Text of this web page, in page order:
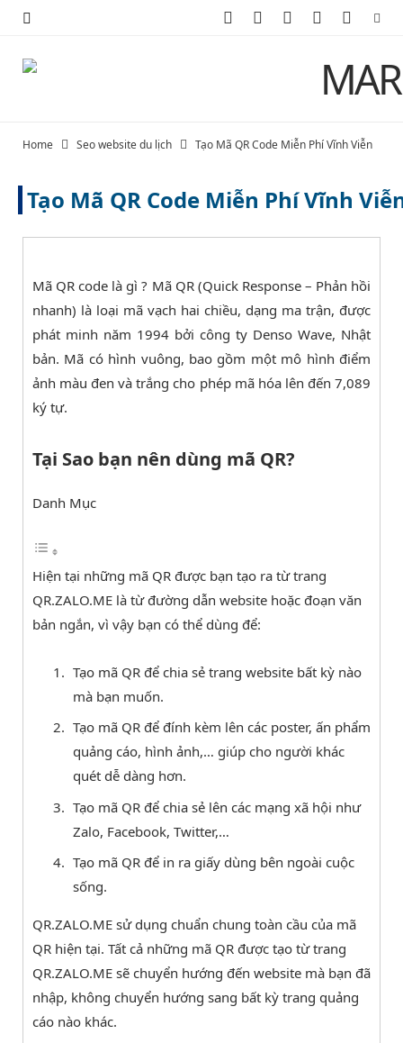
o
o
t
r
)
g
r
m
r
e
t
u
b
e
Home Seo website du lịch Tạo Mã QR Code Miễn Phí Vĩnh Viễn
Tạo Mã QR Code Miễn Phí Vĩnh
Mã QR code là gì ? Mã QR (Quick Response – Phản hồi
nhanh) là loại mã vạch hai chiều, dạng ma trận, được
phát minh năm 1994 bởi công ty Denso Wave, Nhật
bản. Mã có hình vuông, bao gồm một mô hình điểm
ảnh màu đen và trắng cho phép mã hóa lên đến 7,089
ký tự.
Tại Sao bạn nên dùng mã QR?
Danh Mục
Hiện tại những mã QR được bạn tạo ra từ trang
QR.ZALO.ME là từ đường dẫn website hoặc đoạn văn
bản ngắn, vì vậy bạn có thể dùng để:
Tạo mã QR để chia sẻ trang website bất kỳ nào
mà bạn muốn.
Tạo mã QR để đính kèm lên các poster, ấn phẩm
quảng cáo, hình ảnh,… giúp cho người khác
quét dễ dàng hơn.
Tạo mã QR để chia sẻ lên các mạng xã hội như
Zalo, Facebook, Twitter,…
Tạo mã QR để in ra giấy dùng bên ngoài cuộc
sống.
QR.ZALO.ME sử dụng chuẩn chung toàn cầu của mã
QR hiện tại. Tất cả những mã QR được tạo từ trang
QR.ZALO.ME sẽ chuyển hướng đến website mà bạn đã
nhập, không chuyển hướng sang bất kỳ trang quảng
cáo nào khác.